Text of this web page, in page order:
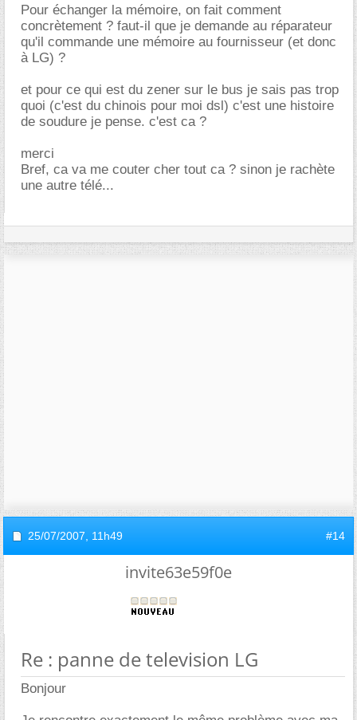
Pour échanger la mémoire, on fait comment
concrètement ? faut-il que je demande au réparateur
qu'il commande une mémoire au fournisseur (et donc
à LG) ?
et pour ce qui est du zener sur le bus je sais pas trop
quoi (c'est du chinois pour moi dsl) c'est une histoire
de soudure je pense. c'est ca ?
merci
Bref, ca va me couter cher tout ca ? sinon je rachète
une autre télé...
25/07/2007, 11h49 #14
invite63e59f0e
Re : panne de television LG
Bonjour